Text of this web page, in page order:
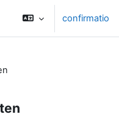
confirmatio